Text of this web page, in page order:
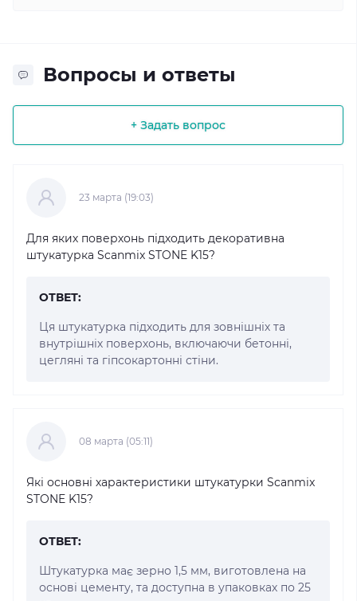
Вопросы и ответы
+ Задать вопрос
23 марта (19:03)
Для яких поверхонь підходить декоративна
штукатурка Scanmix STONE K15?
ОТВЕТ:
Ця штукатурка підходить для зовнішніх та
внутрішніх поверхонь, включаючи бетонні,
цегляні та гіпсокартонні стіни.
08 марта (05:11)
Які основні характеристики штукатурки Scanmix
STONE K15?
ОТВЕТ:
Штукатурка має зерно 1,5 мм, виготовлена на
основі цементу, та доступна в упаковках по 25